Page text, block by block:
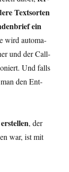
Text­sor­ten
ein
wird auto­ma­
und der Call-
Und falls
den Ent­
, der
war, ist mit